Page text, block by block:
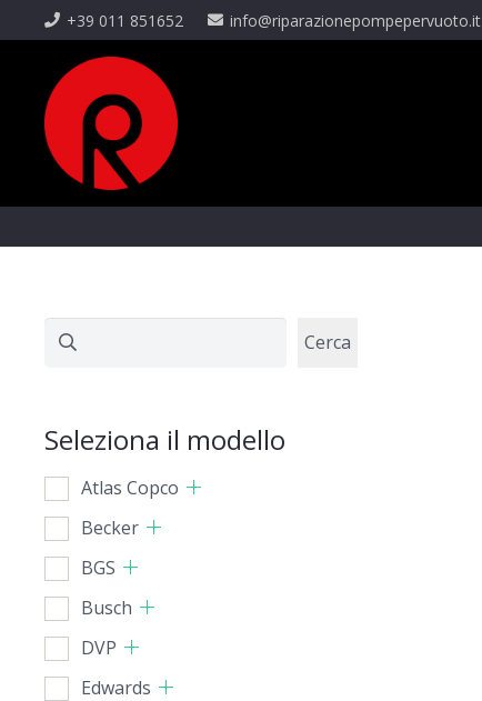
+39 011 851652 info@riparazionepompepervuoto.it
Cerca Cerca
Seleziona il modello
Atlas Copco
Becker
BGS
Busch
DVP
Edwards